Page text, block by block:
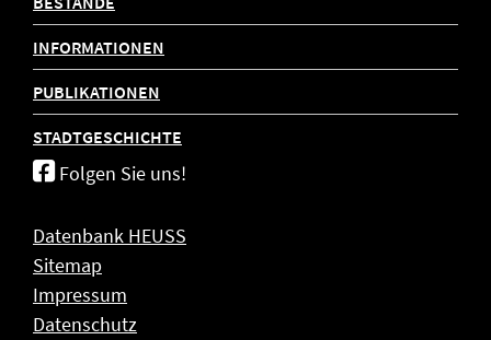
INFORMATIONEN
PUBLIKATIONEN
STADTGESCHICHTE
Folgen Sie uns!
Datenbank HEUSS
Sitemap
Impressum
Datenschutz